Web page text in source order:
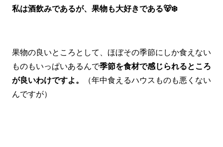
私は酒飲みであるが、果物も大好きである🐻‍❄️
果物の良いところとして、ほぼその季節にしか食えない
ものもいっぱいあるんで季節を食材で感じられるところ
が良いわけですよ。
（年中食えるハウスものも悪くない
んですが）